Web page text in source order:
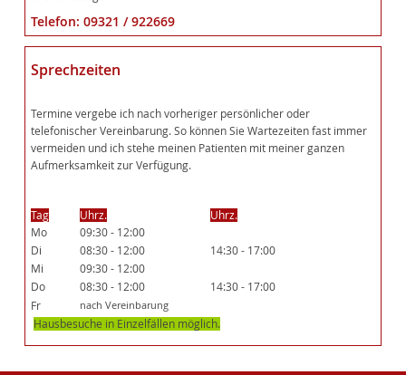
Telefon: 09321 / 922669
Sprechzeiten
Termine vergebe ich nach vorheriger persönlicher oder
telefonischer Vereinbarung. So können Sie Wartezeiten fast immer
vermeiden und ich stehe meinen Patienten mit meiner ganzen
Aufmerksamkeit zur Verfügung.
Tag Uhrz.
Uhrz.
Mo
09:30 - 12:00
Di
08:30 - 12:00
14:30 - 17:00
Mi
09:30 - 12:00
Do
08:30 - 12:00
14:30 - 17:00
Fr
nach Vereinbarung
Hausbesuche in Einzelfällen möglich.